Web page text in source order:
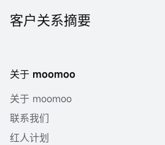
客户关系摘要
关于 moomoo
关于 moomoo
联系我们
红人计划